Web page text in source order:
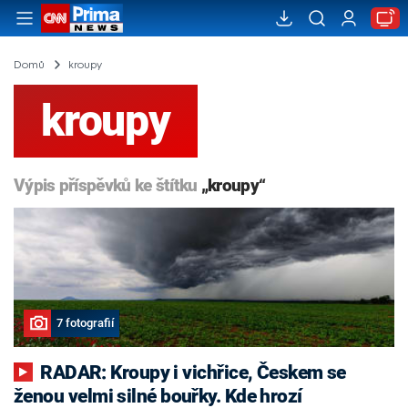
Domů kroupy
kroupy
Výpis příspěvků ke štítku „kroupy“
7 fotografií
ženou velmi silné bouřky. Kde hrozí